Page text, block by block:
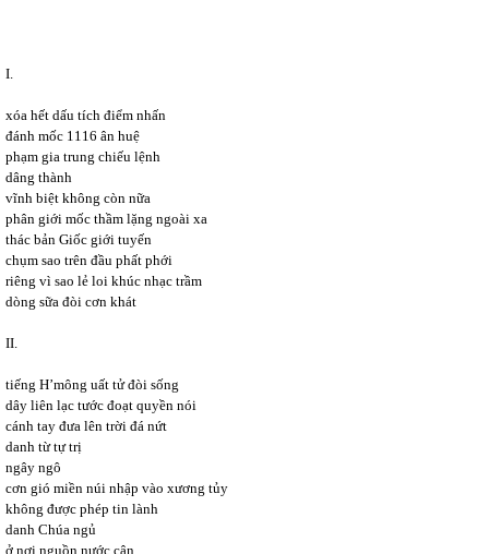
I.
xóa hết dấu tích điểm nhấn
đánh mốc 1116 ân huệ
phạm gia trung chiếu lệnh
dâng thành
vĩnh biệt không còn nữa
phân giới mốc thầm lặng ngoài xa
thác bản Giốc giới tuyến
chụm sao trên đầu phất phới
riêng vì sao lẻ loi khúc nhạc trầm
dòng sữa đòi cơn khát
II.
tiếng H’mông uất tử đòi sống
dây liên lạc tước đoạt quyền nói
cánh tay đưa lên trời đá nứt
danh từ tự trị
ngây ngô
cơn gió miền núi nhập vào xương tủy
không được phép tin lành
danh Chúa ngủ
ở nơi nguồn nước cận